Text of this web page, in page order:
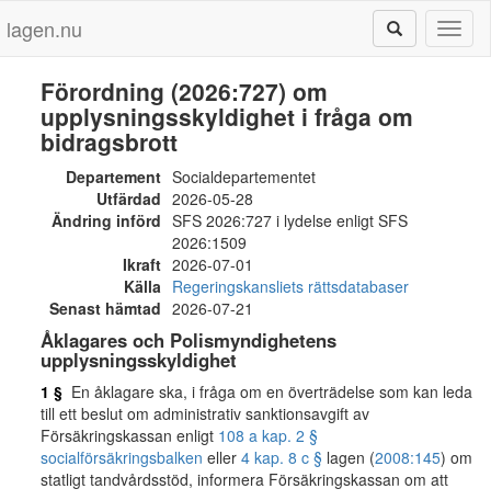
lagen.nu
Förordning (2026:727) om
upplysningsskyldighet i fråga om
bidragsbrott
Departement Socialdepartementet
Utfärdad 2026-05-28
Ändring införd SFS 2026:727 i lydelse enligt SFS
2026:1509
Ikraft 2026-07-01
Källa Regeringskansliets rättsdatabaser
Senast hämtad 2026-07-21
Åklagares och Polismyndighetens
upplysningsskyldighet
1 § En åklagare ska, i fråga om en överträdelse som kan leda
till ett beslut om administrativ sanktionsavgift av
Försäkringskassan enligt 108 a kap. 2 §
socialförsäkringsbalken eller 4 kap. 8 c § lagen (2008:145) om
statligt tandvårdsstöd, informera Försäkringskassan om att